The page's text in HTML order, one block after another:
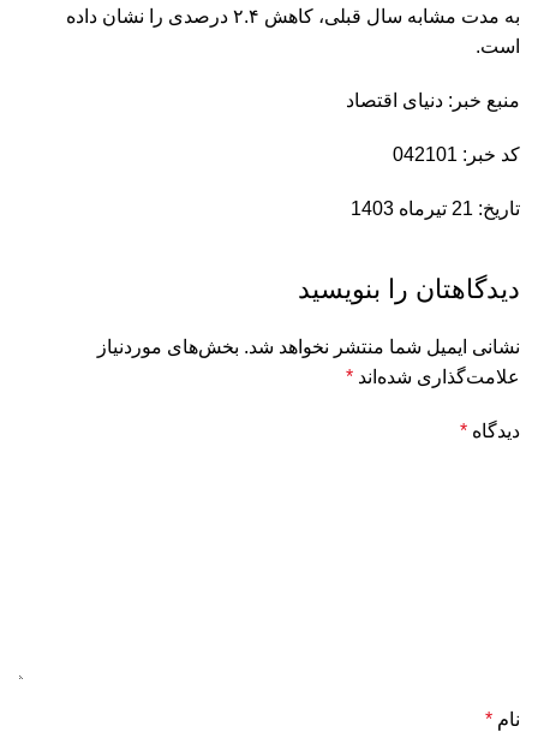
به مدت مشابه سال قبلی، کاهش ۲.۴ درصدی را نشان داده
است.
منبع خبر: دنیای اقتصاد
کد خبر: 042101
تاریخ: 21 تیرماه 1403
دیدگاهتان را بنویسید
نشانی ایمیل شما منتشر نخواهد شد. بخش‌های موردنیاز
علامت‌گذاری شده‌اند *
دیدگاه *
نام *